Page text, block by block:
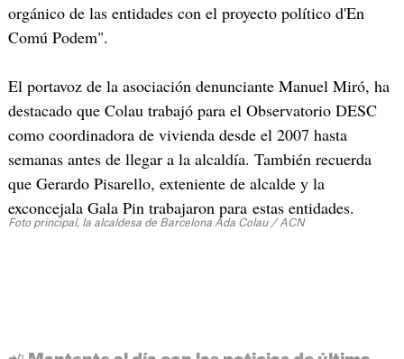
orgánico de las entidades con el proyecto político d'En
Comú Podem".
El portavoz de la asociación denunciante Manuel Miró, ha
destacado que Colau trabajó para el Observatorio DESC
como coordinadora de vivienda desde el 2007 hasta
semanas antes de llegar a la alcaldía. También recuerda
que Gerardo Pisarello, exteniente de alcalde y la
exconcejala Gala Pin trabajaron para estas entidades.
Foto principal, la alcaldesa de Barcelona Ada Colau / ACN